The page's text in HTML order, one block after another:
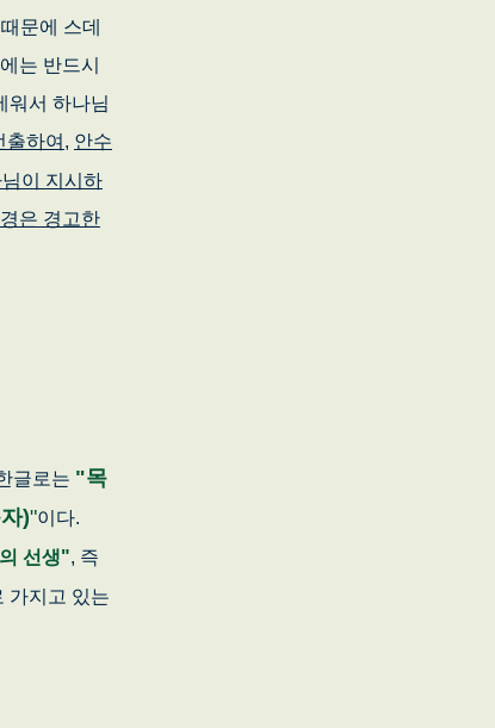
문에 스데
는 반드시
워서 하나님
출하여 , 안수
이 지시하
은 경고한
글로는 "목
)"이다.
선생", 즉
가지고 있는